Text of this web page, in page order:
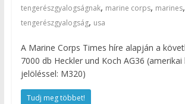
tengerészgyalogságnak, marine corps, marines,
tengerészgyalogság, usa
A Marine Corps Times híre alapján a
7000 db Heckler und Koch AG36
jelöléssel: M320)
Tudj meg többet!